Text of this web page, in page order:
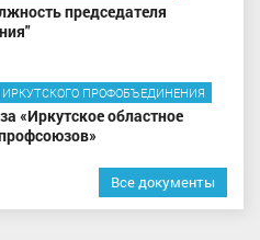
председателя
ПРОФОБЪЕДИНЕНИЯ
«Иркутское областное
Все документы